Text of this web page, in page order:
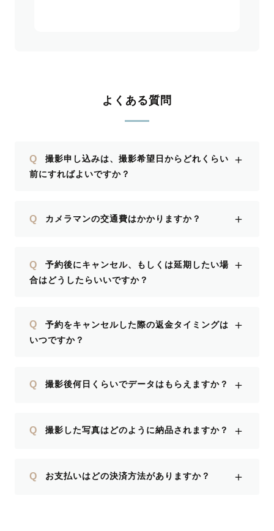
よくある質問
Q
撮影申し込みは、撮影希望日からどれくらい
前にすればよいですか？
＋
Q カメラマンの交通費はかかりますか？ ＋
Q
予約後にキャンセル、もしくは延期したい場
合はどうしたらいいですか？
＋
Q
予約をキャンセルした際の返金タイミングは
いつですか？
＋
Q 撮影後何日くらいでデータはもらえますか？ ＋
Q 撮影した写真はどのように納品されますか？ ＋
Q お支払いはどの決済方法がありますか？ ＋